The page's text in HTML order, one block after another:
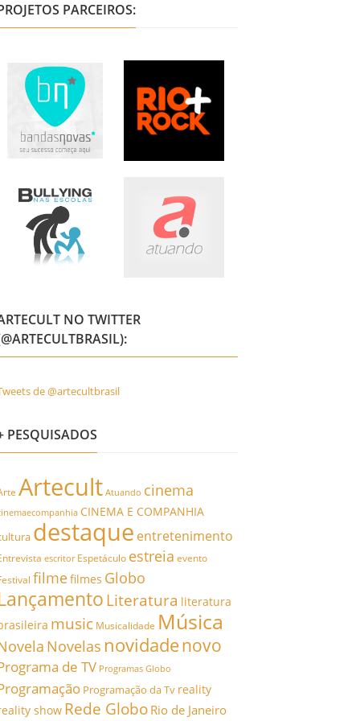
PARCEIROS:
NO TWITTER
de @artecultbrasil
PESQUISADOS
Artecult Atuando cinema
CINEMA E COMPANHIA
destaque entretenimento
escritor Espetáculo estreia evento
filmefilmes Globo
Literatura literatura
music Musicalidade Música
Novelas novidadenovo
de TV Programas Globo
Programação da Tv reality
show Rede Globo Rio de Janeiro